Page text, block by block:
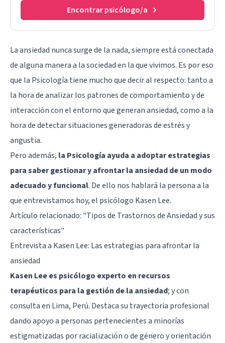
Encontrar psicólogo/a
La ansiedad nunca surge de la nada, siempre está conectada
de alguna manera a la sociedad en la que vivimos. Es por eso
que la Psicología tiene mucho que decir al respecto: tanto a
la hora de analizar los patrones de comportamiento y de
interacción con el entorno que generan ansiedad, como a la
hora de detectar situaciones generadoras de estrés y
angustia.
Pero además, la Psicología ayuda a adoptar estrategias
para saber gestionar y afrontar la ansiedad de un modo
adecuado y funcional. De ello nos hablará la persona a la
que entrevistamos hoy, el psicólogo Kasen Lee.
Artículo relacionado: "Tipos de Trastornos de Ansiedad y sus
características"
Entrevista a Kasen Lee: Las estrategias para afrontar la
ansiedad
Kasen Lee es psicólogo experto en recursos
terapéuticos para la gestión de la ansiedad; y con
consulta en Lima, Perú. Destaca su trayectoria profesional
dando apoyo a personas pertenecientes a minorías
estigmatizadas por racialización o de género y orientación